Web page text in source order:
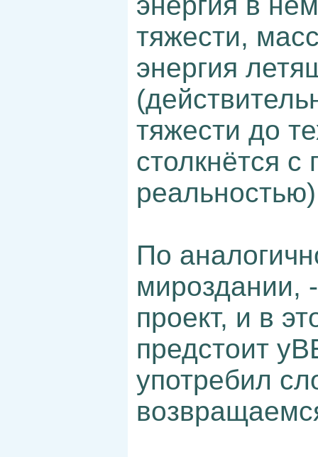
тяжести,
энергия
тяжести до
столкнётся с
По
мироздании,
проект, и в
предстоит
употребил